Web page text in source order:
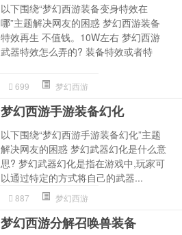
以下围绕“梦幻西游装备变身特效在
哪”主题解决网友的困惑 梦幻西游装备
特效再生 不值钱。10W左右 梦幻西游
武器特效怎么弄的? 装备特效或者特
699 梦幻西游
梦幻西游手游装备幻化
以下围绕“梦幻西游手游装备幻化”主题
解决网友的困惑 梦幻武器幻化是什么意
思? 梦幻武器幻化是指在游戏中,玩家可
以通过特定的方式将自己的武器...
887 梦幻西游
梦幻西游分解召唤兽装备